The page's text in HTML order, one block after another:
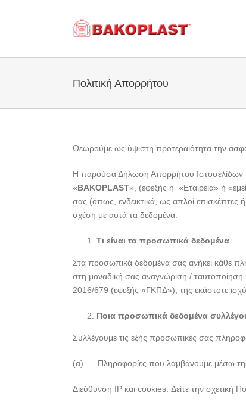
Πολιτική Απορρήτου
Θεωρούμε ως ύψιστη προτεραιότητα την
Η παρούσα Δήλωση Απορρήτου Ιστοσελίδων
«BAKOPLAST», (εφεξής η «Εταιρεία» ή
σας (όπως, ενδεικτικά, ως απλοί επισκέπτες
σχέση με αυτά τα δεδομένα.
Τι είναι τα προσωπικά δεδομένα
Στα προσωπικά δεδομένα σας ανήκει κάθε
στη μοναδική σας αναγνώριση /
2016/679 (εφεξής «ΓΚΠΔ»), της εκάστοτε
Ποια προσωπικά δεδομένα
Συλλέγουμε τις εξής προσωπικές σας
(α) Πληροφορίες που λαμβάνουμε μέσω της
Διεύθυνση IP και cookies. Δείτε την σχετική